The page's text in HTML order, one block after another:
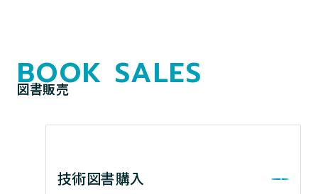
BOOK SALES
図書販売
技術図書購入